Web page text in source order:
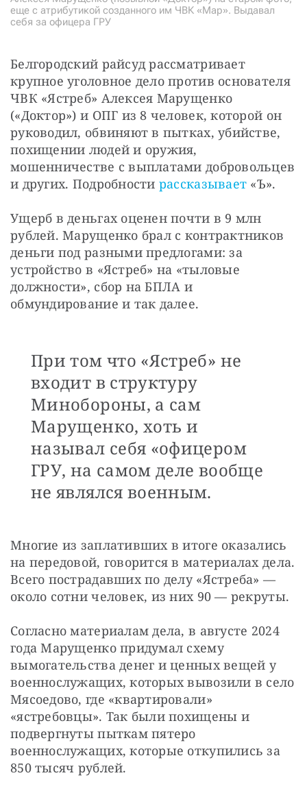
еще с атрибутикой созданного им ЧВК «Мар». Выдавал
себя за офицера ГРУ
Белгородский райсуд рассматривает
крупное уголовное дело против основателя
ЧВК «Ястреб» Алексея Марущенко
(«Доктор») и ОПГ из 8 человек, которой он
руководил, обвиняют в пытках, убийстве,
похищении людей и оружия,
мошенничестве с выплатами добровольцев
и других. Подробности рассказывает «Ъ».
Ущерб в деньгах оценен почти в 9 млн
рублей. Марущенко брал с контрактников
деньги под разными предлогами: за
устройство в «Ястреб» на «тыловые
должности», сбор на БПЛА и
обмундирование и так далее.
При том что «Ястреб» не
входит в структуру
Минобороны, а сам
Марущенко, хоть и
называл себя «офицером
ГРУ, на самом деле вообще
не являлся военным.
Многие из заплативших в итоге оказались
на передовой, говорится в материалах дела.
Всего пострадавших по делу «Ястреба» —
около сотни человек, из них 90 — рекруты.
Согласно материалам дела, в августе 2024
года Марущенко придумал схему
вымогательства денег и ценных вещей у
военнослужащих, которых вывозили в село
Мясоедово, где «квартировали»
«ястребовцы». Так были похищены и
подвергнуты пыткам пятеро
военнослужащих, которые откупились за
850 тысяч рублей.